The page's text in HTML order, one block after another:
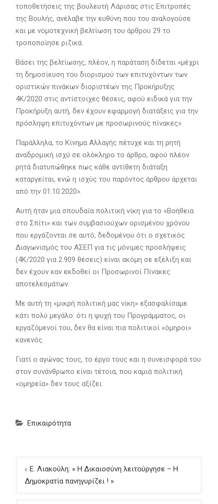
τοποθετήσεις της βουλευτή Λάρισας στις Επιτροπές
της Βουλής, ανέλαβε την ευθύνη που του αναλογούσε
και με νομοτεχνική βελτίωση του άρθρου 29 το
τροποποίησε ριζικά.
Βάσει της βελτίωσης, πλέον, η παράταση δίδεται «μέχρι
τη δημοσίευση του διορισμού των επιτυχόντων των
οριστικών πινάκων διοριστέων της Προκήρυξης
4Κ/2020 στις αντίστοιχες θέσεις, αφού ειδικά για την
Προκήρυξη αυτή, δεν έχουν εφαρμογή διατάξεις για την
πρόσληψη επιτυχόντων με προσωρινούς πίνακες».
Παράλληλα, το Κίνημα Αλλαγής πέτυχε και τη ρητή
αναδρομική ισχύ σε ολόκληρο το άρθρο, αφού πλέον
ρητά διατυπώθηκε πως κάθε αντίθετη διάταξη
καταργείται, ενώ η ισχύς του παρόντος άρθρου άρχεται
από την 01.10.2020».
Αυτή ήταν μια σπουδαία πολιτική νίκη για το «Βοήθεια
στο Σπίτι» και των συμβασιούχων ορισμένου χρόνου
που εργάζονται σε αυτό, δεδομένου ότι ο σχετικός
Διαγωνισμός του ΑΣΕΠ για τις μόνιμες προσλήψεις
(4K/2020 για 2.909 θέσεις) είναι ακόμη σε εξέλιξη και
δεν έχουν καν εκδοθεί οι Προσωρινοί Πίνακες
αποτελεσμάτων.
Με αυτή τη «μικρή πολιτική μας νίκη» εξασφαλίσαμε
κάτι πολύ μεγάλο: ότι η ψυχή του Προγράμματος, οι
εργαζόμενοί του, δεν θα είναι πια πολιτικοί «όμηροι»
κανενός.
Γιατί ο αγώνας τους, το έργο τους και η συνεισφορά του
στον συνάνθρωπο είναι τέτοια, που καμιά πολιτική
«ομηρεία» δεν τους αξίζει.
Επικαιρότητα
Πλοήγηση
άρθρων
Ε. Λιακούλη: « Η Δικαιοσύνη λειτούργησε – Η
Δημοκρατία πανηγυρίζει ! »